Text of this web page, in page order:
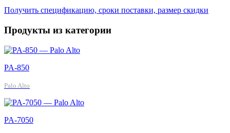
Получить спецификацию, сроки поставки, размер скидки
Продукты из категории
PA-850
Palo Alto
PA-7050